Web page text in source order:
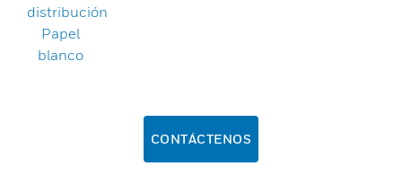
distribución
Papel
blanco
CONTÁCTENOS